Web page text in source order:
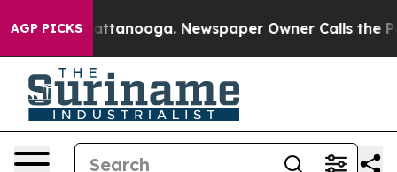
AGP PICKS
in Chattanooga. Newspaper Owner Calls the